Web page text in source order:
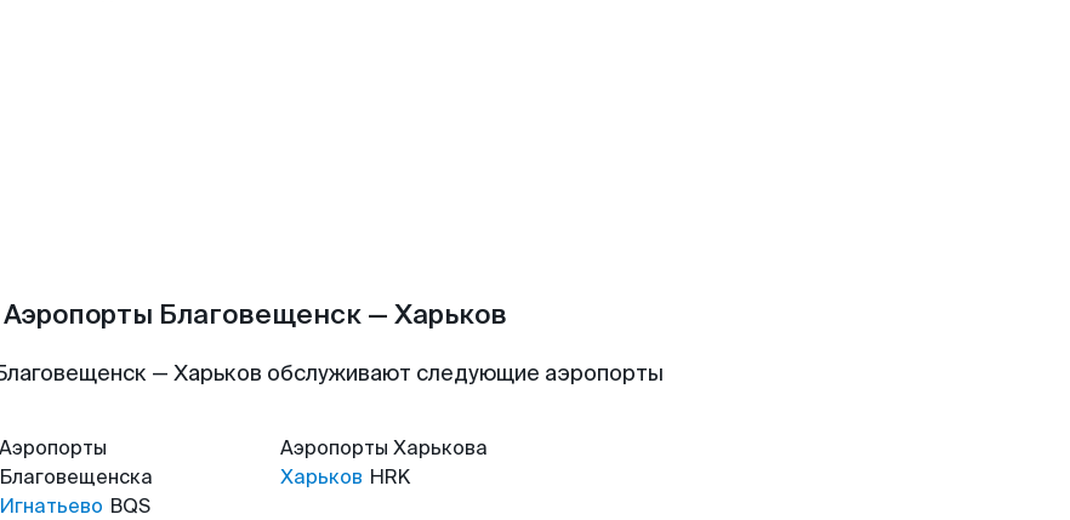
Аэропорты Благовещенск — Харьков
— Харьков обслуживают следующие аэропорты
Аэропорты
Благовещенска
Игнатьево BQS
Аэропорты Харькова
Харьков HRK